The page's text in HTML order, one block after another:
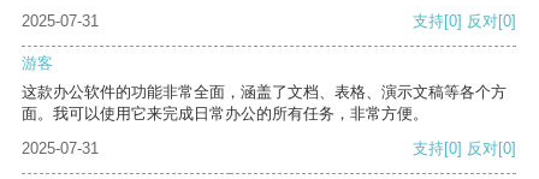
2025-07-31 支持[0] 反对[0]
游客
这款办公软件的功能非常全面，涵盖了文档、表格、演示文稿等各个方
面。我可以使用它来完成日常办公的所有任务，非常方便。
2025-07-31
支持[0] 反对[0]